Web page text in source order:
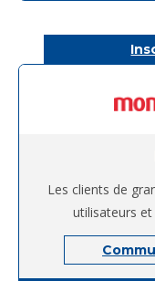
Les clients de
utilisateurs